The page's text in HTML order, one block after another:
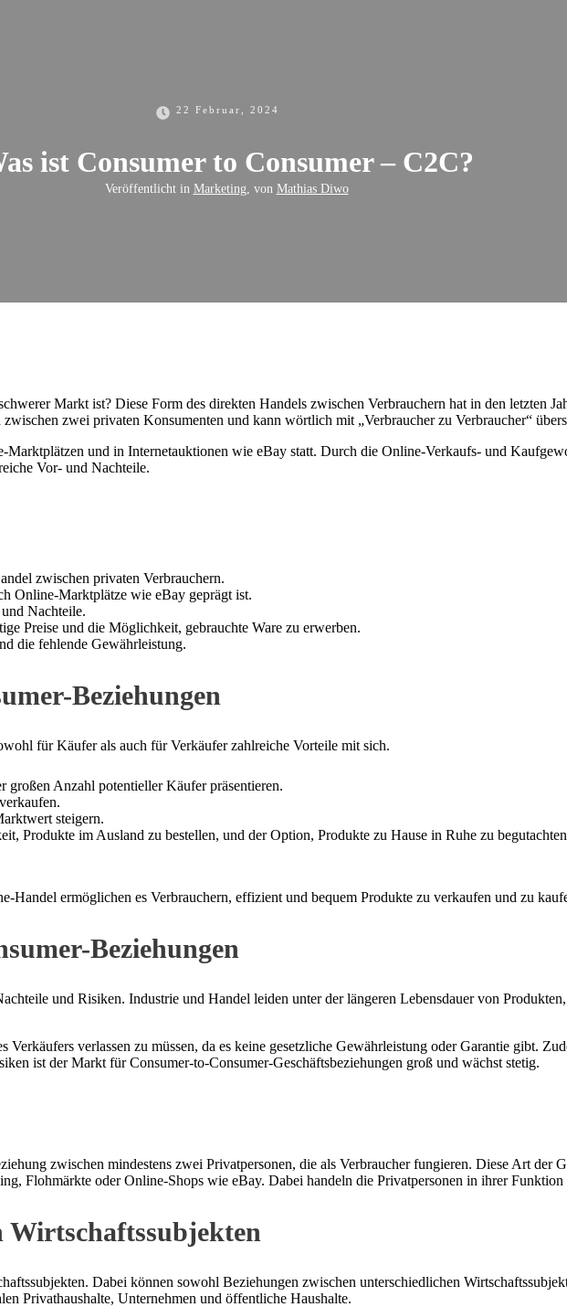
22 Februar, 2024
ist Consumer to Consumer – C2C?
Veröffentlicht in Marketing , von Mathias Diwo
Markt ist? Diese Form des direkten Handels zwischen Verbrauchern hat in den letzten
zwei privaten Konsumenten und kann wörtlich mit „Verbraucher zu Verbraucher“
und in Internetauktionen wie eBay statt. Durch die Online-Verkaufs- und
Vor- und Nachteile.
zwischen privaten Verbrauchern.
Online-Marktplätze wie eBay geprägt ist.
Nachteile.
Preise und die Möglichkeit, gebrauchte Ware zu erwerben.
die fehlende Gewährleistung.
Beziehungen
für Käufer als auch für Verkäufer zahlreiche Vorteile mit sich.
großen Anzahl potentieller Käufer präsentieren.
steigern.
Produkte im Ausland zu bestellen, und der Option, Produkte zu Hause in Ruhe zu
ermöglichen es Verbrauchern, effizient und bequem Produkte zu verkaufen und zu
Beziehungen
und Risiken. Industrie und Handel leiden unter der längeren Lebensdauer von
verlassen zu müssen, da es keine gesetzliche Gewährleistung oder Garantie gibt.
ist der Markt für Consumer-to-Consumer-Geschäftsbeziehungen groß und wächst stetig.
zwischen mindestens zwei Privatpersonen, die als Verbraucher fungieren. Diese Art der
Flohmärkte oder Online-Shops wie eBay. Dabei handeln die Privatpersonen in ihrer
Wirtschaftssubjekten
Dabei können sowohl Beziehungen zwischen unterschiedlichen
Privathaushalte, Unternehmen und öffentliche Haushalte.